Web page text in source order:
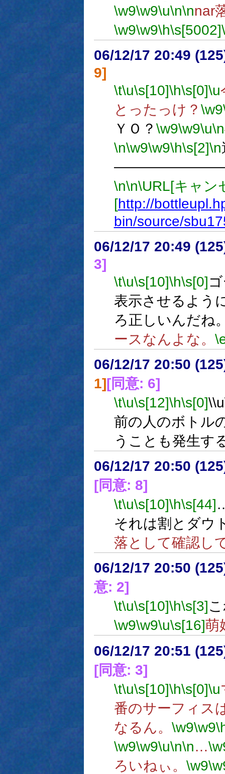
\w9\w9\u\n\nnar
\w9\w9\h\s[5002]
06/12/17 20:49
9]
\t\u\s[10]\h\s[0]\u
とったっけ？ \w9
ＹＯ？ \w9\w9\u\n
\n\w9\w9\h\s[2]\n
\n\n\URL[キャン
[http://
bin/source/
06/12/17 20:49
3]
\t\u\s[10]\h\s[0]
表示させるよう
ろ正しいんだね
ースなんよな。
06/12/17 20:50
1][同意: 6]
\t\u\s[12]\h\s[0]
前の人のボトル
うことも発生す
06/12/17 20:50
[同意: 8]
\t\u\s[10]\h\s[44]
それは割とダウ
落として確認し
06/12/17 20:50
意: 2]
\t\u\s[10]\h\s[3]
\w9\w9\u\s[16]萌
06/12/17 20:51
[同意: 3]
\t\u\s[10]\h\s[0]\u
番のサーフィス
なるん。 \w9\w9
\w9\w9\u\n\n…
ろいねぃ。 \w9